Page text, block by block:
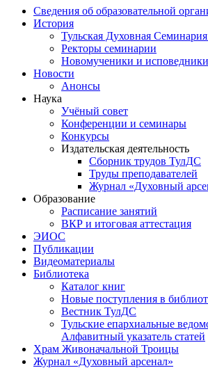
Сведения об образовательной
История
Тульская Духовная
Ректоры семинарии
Новомученики и исповедники
Новости
Анонсы
Наука
Учёный совет
Конференции и семинары
Конкурсы
Издательская деятельность
Сборник трудов ТулДС
Труды преподавателей
Журнал «Духовный
Образование
Расписание занятий
ВКР и итоговая аттестация
ЭИОС
Публикации
Видеоматериалы
Библиотека
Каталог книг
Новые поступления в
Вестник ТулДС
Тульские епархиальные
Алфавитный указатель статей
Храм Живоначальной Троицы
Журнал «Духовный арсенал»